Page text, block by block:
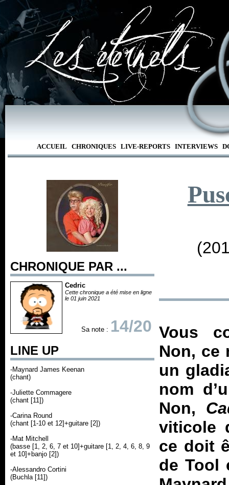
ACCUEIL CHRONIQUES LIVE-REPORTS INTERVIEWS
CHRONIQUE PAR ...
Cedric
Cette chronique a été mise en ligne
le 01 juin 2021
Sa note : 14/20
LINE UP
-Maynard James Keenan
(chant)
-Juliette Commagere
(chant [11])
-Carina Round
(chant [1-10 et 12]+guitare [2])
-Mat Mitchell
(basse [1, 2, 6, 7 et 10]+guitare [1, 2, 4, 6, 8, 9
et 10]+banjo [2])
-Alessandro Cortini
(Buchla [11])
Vous
Non, ce
un
nom
Non,
viticole
ce doit
de Tool